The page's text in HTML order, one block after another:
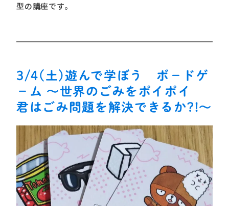
型の講座です。
3/4(土)遊んで学ぼう ボ－ドゲ
－ム ～世界のごみをポイポイ
君はごみ問題を解決できるか?!～